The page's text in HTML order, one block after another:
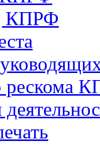
КПРФ
рескома